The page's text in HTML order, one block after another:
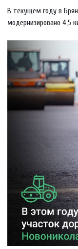
В текущем году в
модернизировано 4,5